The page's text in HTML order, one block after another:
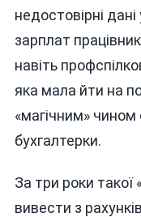
недостовірні
зарплат
навіть
яка мала йти на
«магічним» чином
бухгалтерки.
За три роки такої
вивести з